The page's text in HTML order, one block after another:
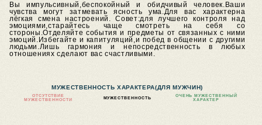
Вы импульсивный,беспокойный и обидчивый человек.Ваши
чувства могут затмевать ясность ума.Для вас характерна
лёгкая смена настроений.Совет:для лучшего контроля над
эмоциями,старайтесь чаще смотреть на себя со
стороны.Отделяйте события и предметы от связанных с ними
эмоций.Избегайте и капитуляций,и побед в общении с другими
людьми.Лишь гармония и непосредственность в любых
отношениях сделают вас счастливыми.
МУЖЕСТВЕННОСТЬ ХАРАКТЕРА(ДЛЯ МУЖЧИН)
ОТСУТСТВИЕ
МУЖЕСТВЕННОСТИ
МУЖЕСТВЕННОСТЬ
ОЧЕНЬ МУЖЕСТВЕННЫЙ
ХАРАКТЕР